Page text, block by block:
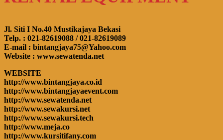
Jl. Siti I No.40 Mustikajaya Bekasi
Telp. : 021-82619088 / 021-82619089
E-mail : bintangjaya75@Yahoo.com
Website : www.sewatenda.net
WEBSITE
http://www.bintangjaya.co.id
http://www.bintangjayaevent.com
http://www.sewatenda.net
http://www.sewakursi.net
http://www.sewakursi.tech
http://www.meja.co
http://www.kursitifany.com